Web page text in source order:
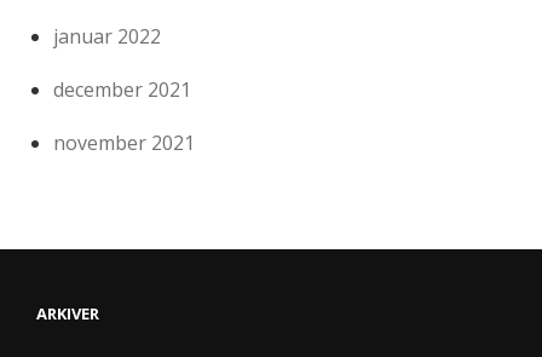
januar 2022
december 2021
november 2021
ARKIVER